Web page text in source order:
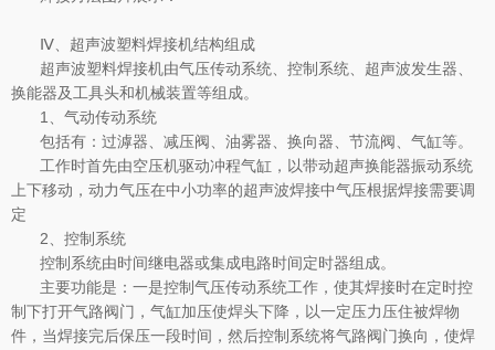
Ⅳ、超声波塑料焊接机结构组成
超声波塑料焊接机由气压传动系统、控制系统、超声波发生器、
换能器及工具头和机械装置等组成。
1、气动传动系统
包括有：过滹器、减压阀、油雾器、换向器、节流阀、气缸等。
工作时首先由空压机驱动冲程气缸，以带动超声换能器振动系统
上下移动，动力气压在中小功率的超声波焊接中气压根据焊接需要调
定
2、控制系统
控制系统由时间继电器或集成电路时间定时器组成。
主要功能是：一是控制气压传动系统工作，使其焊接时在定时控
制下打开气路阀门，气缸加压使焊头下降，以一定压力压住被焊物
件，当焊接完后保压一段时间，然后控制系统将气路阀门换向，使焊